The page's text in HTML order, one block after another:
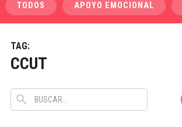
TODOS APOYO EMOCIONAL
TAG:
CCUT